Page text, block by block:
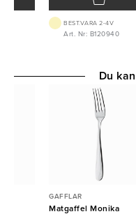
BEST.VARA 2-4V
Art. Nr: B120940
GAFFLAR
Matgaffel Monika
Du